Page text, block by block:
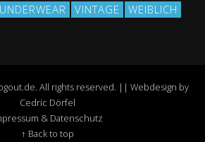
UNDERWEAR VINTAGE
WEIBLICH
All rights reserved. || Webdesign by
Cedric Dörfel
& Datenschutz
↑ Back to top